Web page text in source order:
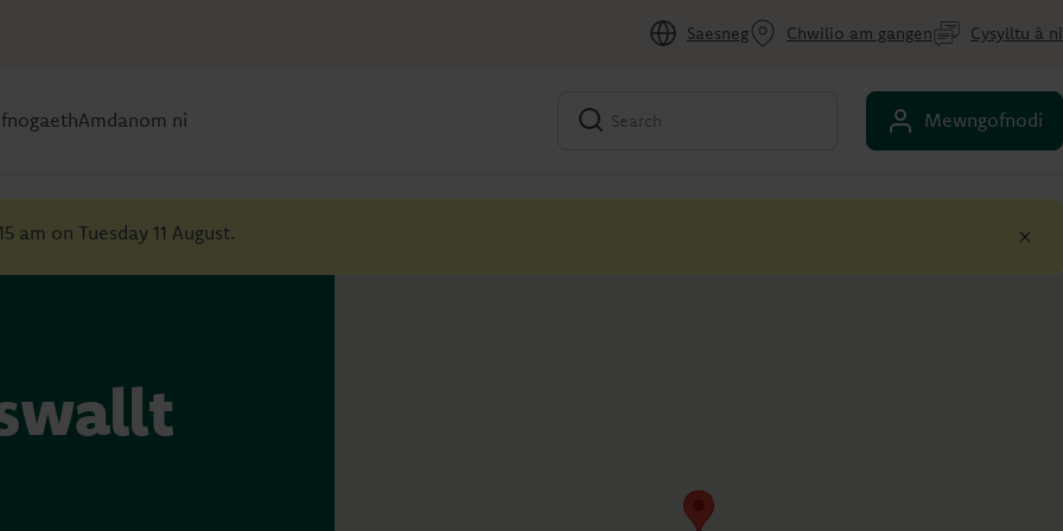
Saesneg Chwilio am gangen Cysylltu â ni
Amdanom ni Mewngofnodi
am on Tuesday 11 August.